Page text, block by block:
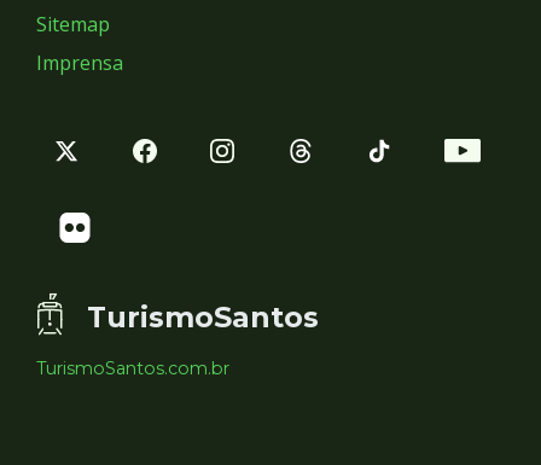
Sitemap
Imprensa
TurismoSantos
TurismoSantos.com.br